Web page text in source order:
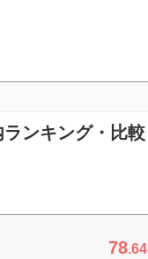
ランキング・比較
78.64